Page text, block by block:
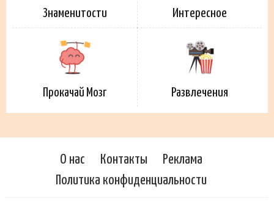
Знаменитости Интересное
Прокачай Мозг Развлечения
О нас Контакты
Реклама
Политика конфиденциальности